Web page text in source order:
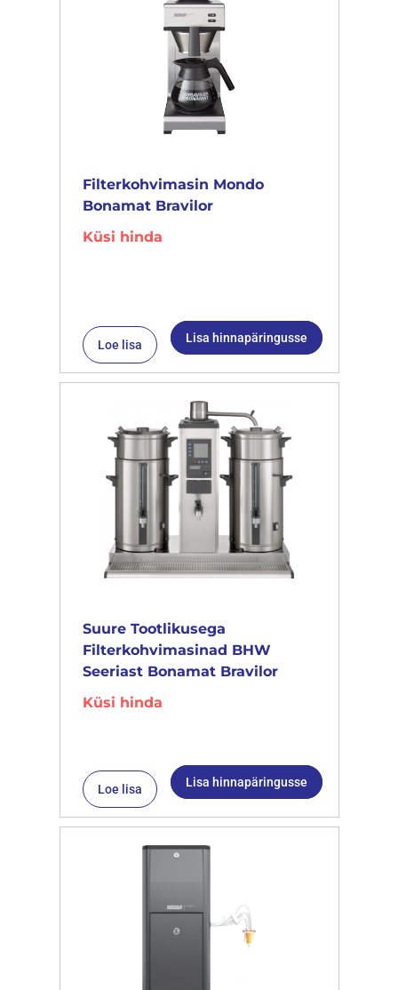
Filterkohvimasin Mondo
Bonamat Bravilor
Küsi hinda
Loe lisa Lisa hinnapäringusse
Suure Tootlikusega
Filterkohvimasinad BHW
Seeriast Bonamat Bravilor
Küsi hinda
Loe lisa Lisa hinnapäringusse